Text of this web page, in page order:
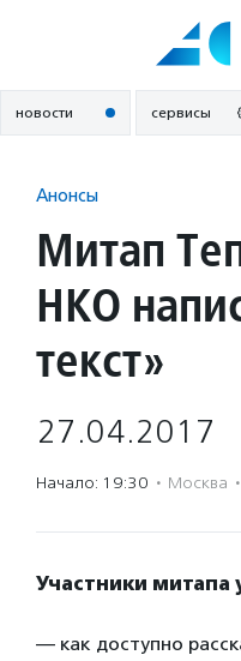
новости сервисы
Анонсы
Митап
НКО
текст»
27.04.2017
Начало: 19:30 · Москва ·
Участники митапа
— как доступно